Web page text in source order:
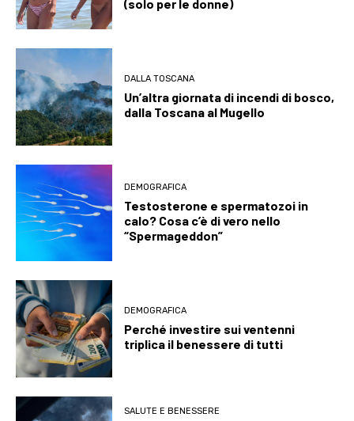
(solo per le donne)
DALLA TOSCANA
Un’altra giornata di incendi di bosco,
dalla Toscana al Mugello
DEMOGRAFICA
Testosterone e spermatozoi in
calo? Cosa c’è di vero nello
“Spermageddon”
DEMOGRAFICA
Perché investire sui ventenni
triplica il benessere di tutti
SALUTE E BENESSERE